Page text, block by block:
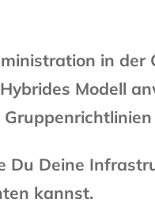
in der
Modell
Du Deine
kannst.